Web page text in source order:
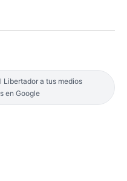
Libertador a tus medios
en Google